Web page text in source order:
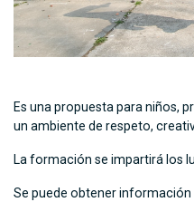
Es una propuesta para niños,
un ambiente de respeto,
La formación se impartirá los
Se puede obtener